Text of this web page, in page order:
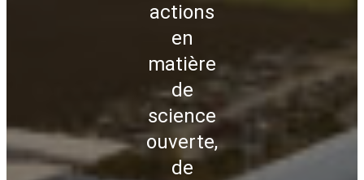
actions
en
matière
de
science
ouverte,
de